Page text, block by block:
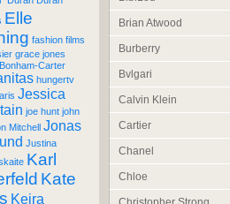
Elle
fashion films
grace jones
Carter
hungertv
Jessica
joe hunt john
Mitchell Jonas
Justina
Karl
Kate
Keira
Brian Atwood
Burberry
Bvlgari
Calvin Klein
Cartier
Chanel
Chloe